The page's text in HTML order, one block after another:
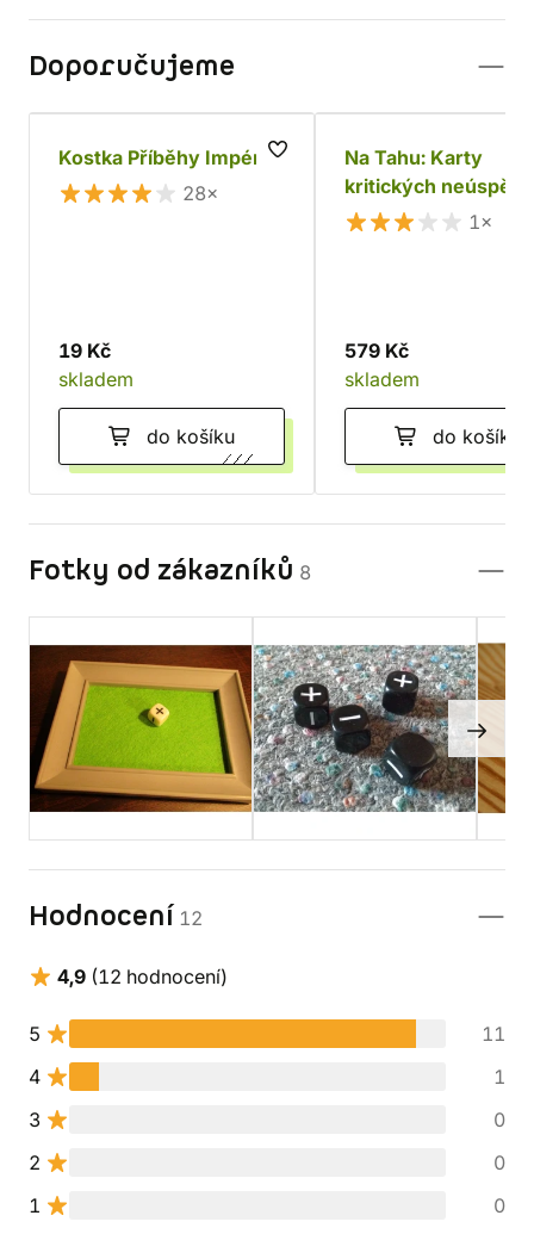
Doporučujeme
Kostka Příběhy Impéria
28×
19 Kč
skladem
do košíku
Na Tahu: Karty
kritických
1×
579 Kč
skladem
do košíku
Fotky od zákazníků 8
Hodnocení 12
4,9 (12 hodnocení)
5
11
4
1
3
0
2
0
1
0